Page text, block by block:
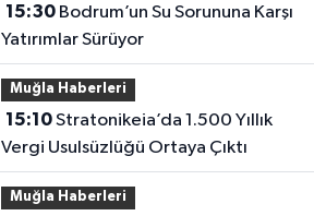
15:30Bodrum’un Su Sorununa Karşı
Yatırımlar Sürüyor
Muğla Haberleri
15:10Stratonikeia’da 1.500 Yıllık
Vergi Usulsüzlüğü Ortaya Çıktı
Muğla Haberleri